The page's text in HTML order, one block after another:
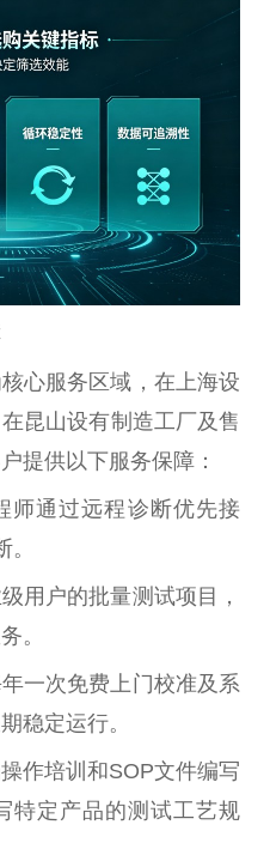
心服务区域，在上海设
昆山设有制造工厂及售
提供以下服务保障：
师通过远程诊断优先接
用户的批量测试项目，
。
一次免费上门校准及系
稳定运行。
作培训和SOP文件编写
特定产品的测试工艺规